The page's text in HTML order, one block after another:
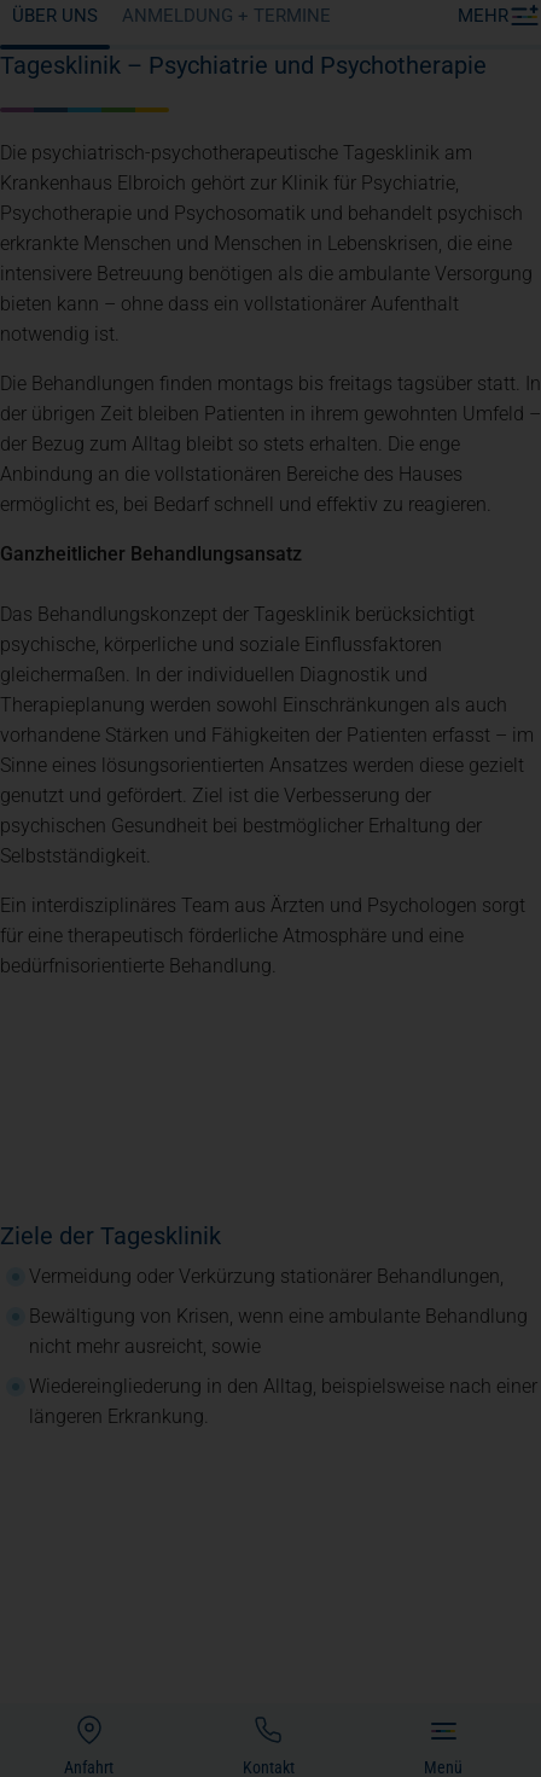
Anfahrt
(öffnet in einem neuen Tab) Kontakt Menü
ÜBER UNS ANMELDUNG + TERMINE MEHR
Tagesklinik – Psychiatrie und Psychotherapie
Die psychiatrisch-psychotherapeutische Tagesklinik am
Krankenhaus Elbroich gehört zur Klinik für Psychiatrie,
Psychotherapie und Psychosomatik und behandelt psychisch
erkrankte Menschen und Menschen in Lebenskrisen, die eine
intensivere Betreuung benötigen als die ambulante Versorgung
bieten kann – ohne dass ein vollstationärer Aufenthalt
notwendig ist.
Die Behandlungen finden montags bis freitags tagsüber statt. In
der übrigen Zeit bleiben Patienten in ihrem gewohnten Umfeld –
der Bezug zum Alltag bleibt so stets erhalten. Die enge
Anbindung an die vollstationären Bereiche des Hauses
ermöglicht es, bei Bedarf schnell und effektiv zu reagieren.
Ganzheitlicher Behandlungsansatz
Das Behandlungskonzept der Tagesklinik berücksichtigt
psychische, körperliche und soziale Einflussfaktoren
gleichermaßen. In der individuellen Diagnostik und
Therapieplanung werden sowohl Einschränkungen als auch
vorhandene Stärken und Fähigkeiten der Patienten erfasst – im
Sinne eines lösungsorientierten Ansatzes werden diese gezielt
genutzt und gefördert. Ziel ist die Verbesserung der
psychischen Gesundheit bei bestmöglicher Erhaltung der
Selbstständigkeit.
Ein interdisziplinäres Team aus Ärzten und Psychologen sorgt
für eine therapeutisch förderliche Atmosphäre und eine
bedürfnisorientierte Behandlung.
Ziele der Tagesklinik
Vermeidung oder Verkürzung stationärer Behandlungen,
Bewältigung von Krisen, wenn eine ambulante Behandlung
nicht mehr ausreicht, sowie
Wiedereingliederung in den Alltag, beispielsweise nach einer
längeren Erkrankung.
Tagesklinik